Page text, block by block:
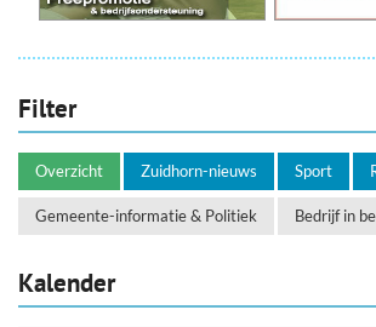
Filter
Overzicht Zuidhorn-nieuws Sport
Gemeente-informatie & Politiek Bedrijf in
Kalender